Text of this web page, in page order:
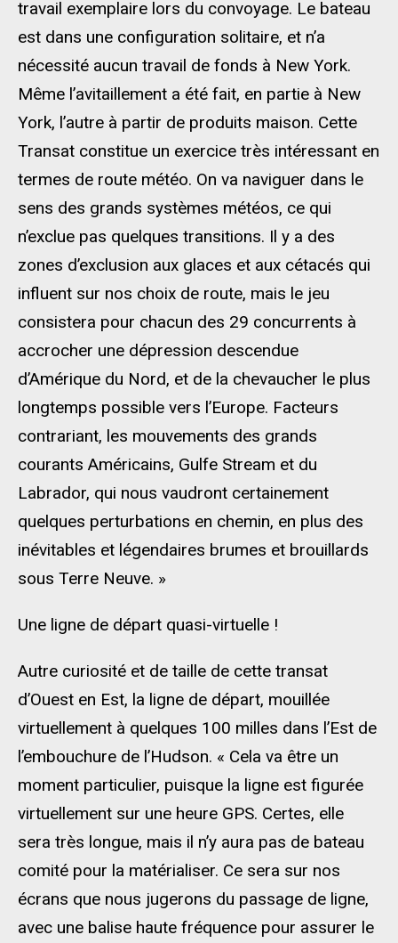
travail exemplaire lors du convoyage. Le bateau
est dans une configuration solitaire, et n’a
nécessité aucun travail de fonds à New York.
Même l’avitaillement a été fait, en partie à New
York, l’autre à partir de produits maison. Cette
Transat constitue un exercice très intéressant en
termes de route météo. On va naviguer dans le
sens des grands systèmes météos, ce qui
n’exclue pas quelques transitions. Il y a des
zones d’exclusion aux glaces et aux cétacés qui
influent sur nos choix de route, mais le jeu
consistera pour chacun des 29 concurrents à
accrocher une dépression descendue
d’Amérique du Nord, et de la chevaucher le plus
longtemps possible vers l’Europe. Facteurs
contrariant, les mouvements des grands
courants Américains, Gulfe Stream et du
Labrador, qui nous vaudront certainement
quelques perturbations en chemin, en plus des
inévitables et légendaires brumes et brouillards
sous Terre Neuve. »
Une ligne de départ quasi-virtuelle !
Autre curiosité et de taille de cette transat
d’Ouest en Est, la ligne de départ, mouillée
virtuellement à quelques 100 milles dans l’Est de
l’embouchure de l’Hudson. « Cela va être un
moment particulier, puisque la ligne est figurée
virtuellement sur une heure GPS. Certes, elle
sera très longue, mais il n’y aura pas de bateau
comité pour la matérialiser. Ce sera sur nos
écrans que nous jugerons du passage de ligne,
avec une balise haute fréquence pour assurer le